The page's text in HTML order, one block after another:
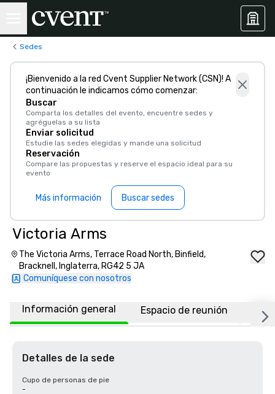
Sedes
¡Bienvenido a la red Cvent Supplier Network (CSN)! A
continuación le indicamos cómo comenzar:
Buscar
Comparta los detalles del evento, encuentre sedes y
agréguelas a su lista
Enviar solicitud
Estudie las sedes elegidas y mande una solicitud
Reservación
Compare las propuestas y reserve el espacio ideal para su
evento
Más información Buscar sedes
Victoria Arms
The Victoria Arms, Terrace Road North, Binfield,
Bracknell, Inglaterra, RG42 5 JA
Comuníquese con nosotros
Información general Espacio de reunión
Detalles de la sede
Cupo de personas de pie
-